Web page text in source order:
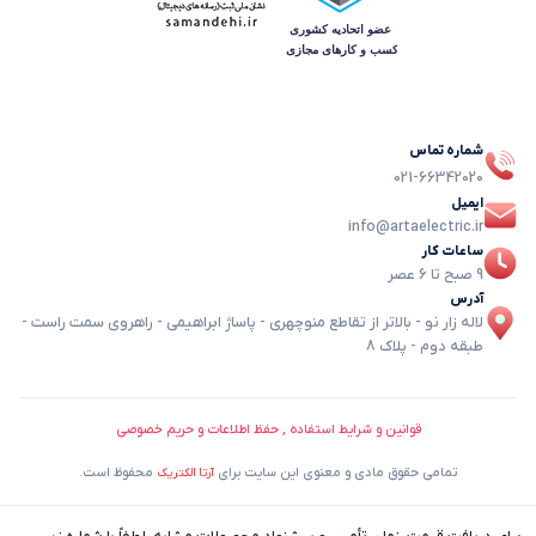
شماره تماس
021-66342020
ایمیل
info@artaelectric.ir
ساعات کار
9 صبح تا 6 عصر
آدرس
لاله زار نو - بالاتر از تقاطع منوچهری - پاساژ ابراهیمی - راهروی سمت راست -
طبقه دوم - پلاک 8
قوانین و شرایط استفاده , حفظ اطلاعات و حریم خصوصی
تمامی حقوق مادی و معنوی این سایت برای آرتا الکتریک محفوظ است.